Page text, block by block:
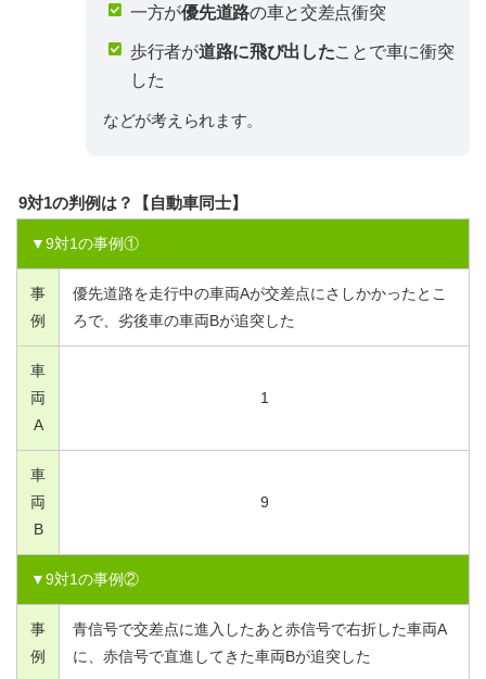
一方が優先道路の車と交差点衝突
歩行者が道路に飛び出したことで車に衝突
した
などが考えられます。
9対1の判例は？【自動車同士】
▼9対1の事例①
事
例
優先道路を走行中の車両Aが交差点にさしかかったとこ
ろで、劣後車の車両Bが追突した
車
両
A
1
車
両
B
9
▼9対1の事例②
事
例
青信号で交差点に進入したあと赤信号で右折した車両A
に、赤信号で直進してきた車両Bが追突した